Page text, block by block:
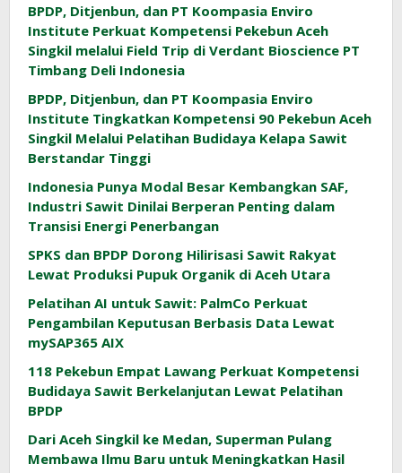
BPDP, Ditjenbun, dan PT Koompasia Enviro
Institute Perkuat Kompetensi Pekebun Aceh
Singkil melalui Field Trip di Verdant Bioscience PT
Timbang Deli Indonesia
BPDP, Ditjenbun, dan PT Koompasia Enviro
Institute Tingkatkan Kompetensi 90 Pekebun Aceh
Singkil Melalui Pelatihan Budidaya Kelapa Sawit
Berstandar Tinggi
Indonesia Punya Modal Besar Kembangkan SAF,
Industri Sawit Dinilai Berperan Penting dalam
Transisi Energi Penerbangan
SPKS dan BPDP Dorong Hilirisasi Sawit Rakyat
Lewat Produksi Pupuk Organik di Aceh Utara
Pelatihan AI untuk Sawit: PalmCo Perkuat
Pengambilan Keputusan Berbasis Data Lewat
mySAP365 AIX
118 Pekebun Empat Lawang Perkuat Kompetensi
Budidaya Sawit Berkelanjutan Lewat Pelatihan
BPDP
Dari Aceh Singkil ke Medan, Superman Pulang
Membawa Ilmu Baru untuk Meningkatkan Hasil